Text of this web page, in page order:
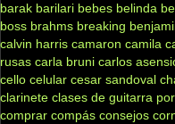
barak barilari bebes belinda
boss brahms breaking
calvin harris camaron camila
rusas carla bruni carlos
cello celular cesar sandoval
clarinete clases de guitarra
comprar compás consejos